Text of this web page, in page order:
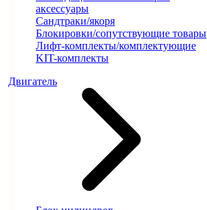
аксессуары
Сандтраки/якоря
Блокировки/сопутствующие товары
Лифт-комплекты/комплектующие
KIT-комплекты
Двигатель